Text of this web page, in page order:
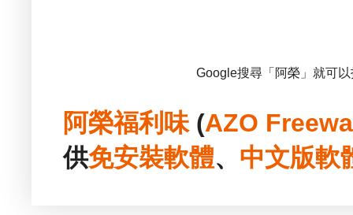
Google搜尋「阿榮」就可
阿榮福利味(AZO
供免安裝軟體、 中文版軟